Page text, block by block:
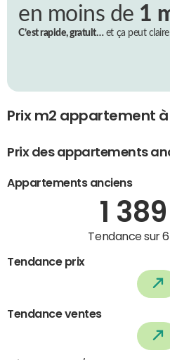
en moins de 1
C’est rapide, gratuit…et ça peut
Prix m2 appartement
Prix des appartements
Appartements anciens
1 389
Tendance sur 6
Tendance prix
Tendance ventes